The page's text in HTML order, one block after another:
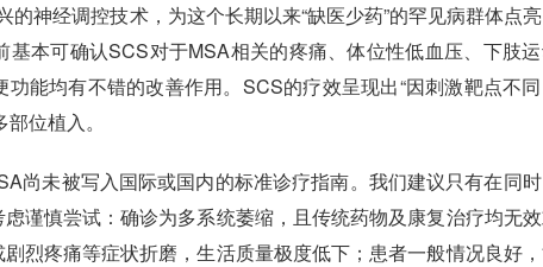
神经调控技术，为这个长期以来“缺医少药”的罕见病群体点
本可确认SCS对于MSA相关的疼痛、体位性低血压、下肢
能均有不错的改善作用。SCS的疗效呈现出“因刺激靶点不
位植入。
尚未被写入国际或国内的标准诊疗指南。我们建议只有在同
谨慎尝试：确诊为多系统萎缩，且传统药物及康复治疗均无
烈疼痛等症状折磨，生活质量极度低下；患者一般情况良好